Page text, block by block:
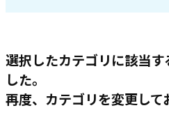
選択したカテゴリに該当
した。
再度、カテゴリを変更して